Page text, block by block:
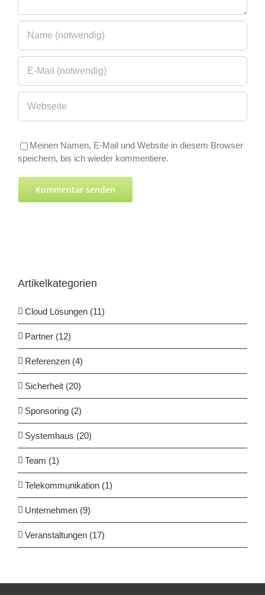
Meinen Namen, E-Mail und Website in diesem Browser
speichern, bis ich wieder kommentiere.
Artikelkategorien
Cloud Lösungen (11)
Partner (12)
Referenzen (4)
Sicherheit (20)
Sponsoring (2)
Systemhaus (20)
Team (1)
Telekommunikation (1)
Unternehmen (9)
Veranstaltungen (17)